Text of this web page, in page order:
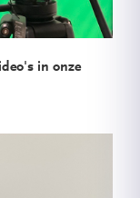
in onze